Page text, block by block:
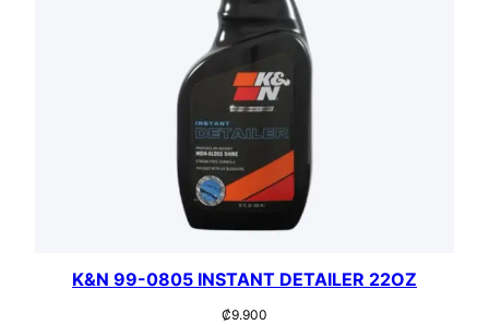
K&N 99-0805 INSTANT DETAILER 22OZ
₡9.900